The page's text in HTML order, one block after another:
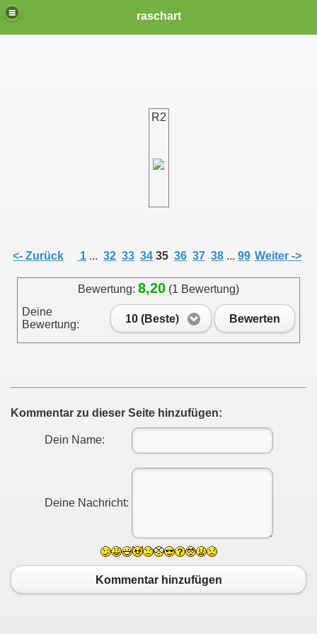
raschart
R2
<- Zurück 1 ... 32 33 34 35 36 37 38 ... 99 Weiter ->
Bewertung: 8,20 (1 Bewertung)
Deine
Bewertung:
10 (Beste) Bewerten
Kommentar zu dieser Seite hinzufügen:
Dein Name:
Deine Nachricht:
Kommentar hinzufügen